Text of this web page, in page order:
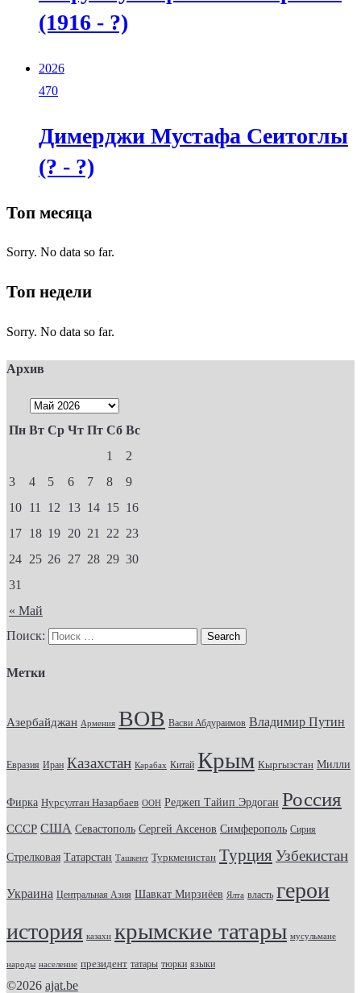
(1916 - ?)
2026
470
Димерджи Мустафа Сеитоглы
(? - ?)
Топ месяца
Sorry. No data so far.
Топ недели
Sorry. No data so far.
Архив
Пн Вт Ср Чт Пт Сб Вс
« Май
1
2
3
4 5 6 7 8
9
10 11 12 13 14 15 16
17 18 19 20 21 22 23
24 25 26 27 28 29 30
31
Поиск:
Метки
Азербайджан Армения ВОВ Васви Абдураимов Владимир Путин
Евразия Иран Казахстан Карабах Китай Крым Кыргызстан Милли
Фирка Нурсултан Назарбаев ООН Реджеп Тайип Эрдоган Россия
СССР США Севастополь Сергей Аксенов Симферополь Сирия
Стрелковая Татарстан Ташкент Туркменистан Турция Узбекистан
Украина Центральная Азия Шавкат Мирзиёев Ялта власть герои
история казахи крымские татары мусульмане
народы население президент татары тюрки языки
©2026 ajat.be